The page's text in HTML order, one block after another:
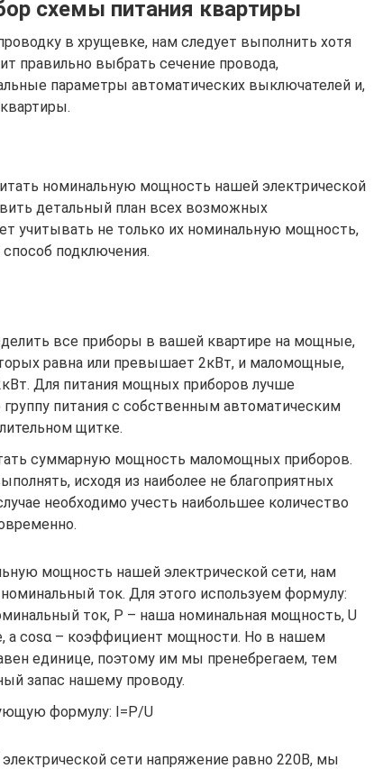
схемы питания квартиры
в хрущевке, нам следует выполнить хотя
правильно выбрать сечение провода,
параметры автоматических выключателей и,
номинальную мощность нашей электрической
детальный план всех возможных
учитывать не только их номинальную мощность,
подключения.
все приборы в вашей квартире на мощные,
равна или превышает 2кВт, и маломощные,
Для питания мощных приборов лучше
питания с собственным автоматическим
щитке.
суммарную мощность маломощных приборов.
исходя из наиболее не благоприятных
необходимо учесть наибольшее количество
мощность нашей электрической сети, нам
ток. Для этого используем формулу:
ток, Р – наша номинальная мощность, U
а cosα – коэффициент мощности. Но в нашем
единице, поэтому им мы пренебрегаем, тем
запас нашему проводу.
формулу: I=P/U
электрической сети напряжение равно 220В, мы